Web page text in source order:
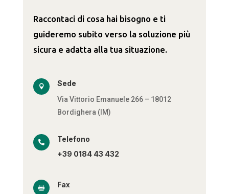
Raccontaci di cosa hai bisogno e ti
guideremo subito verso la soluzione più
sicura e adatta alla tua situazione.
 Sede
Via Vittorio Emanuele 266 – 18012
Bordighera (IM)

Telefono
+39 0184 43 432

Fax